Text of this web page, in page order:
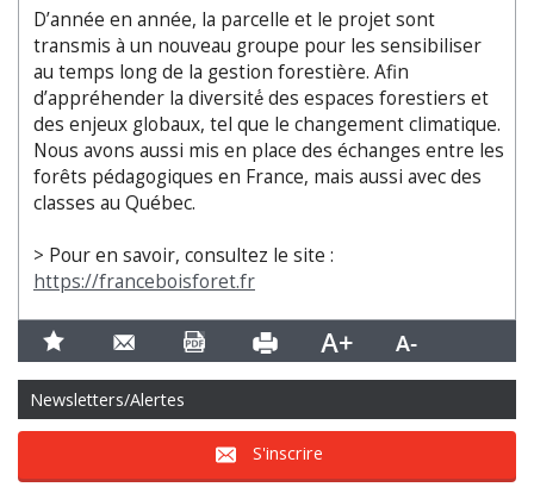
D’année en année, la parcelle et le projet sont
transmis à un nouveau groupe pour les sensibiliser
au temps long de la gestion forestière. Afin
d’appréhender la diversité́ des espaces forestiers et
des enjeux globaux, tel que le changement climatique.
Nous avons aussi mis en place des échanges entre les
forêts pédagogiques en France, mais aussi avec des
classes au Québec.
> Pour en savoir, consultez le site :
https://franceboisforet.fr
Newsletters/Alertes
S'inscrire